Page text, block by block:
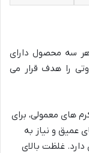
سه محصول دارای
را هدف قرار می
های معمولی، برای
عمیق و نیاز به
غلظت بالای